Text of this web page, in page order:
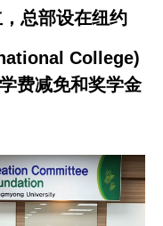
总部设在纽约
College)
费减免和奖学金